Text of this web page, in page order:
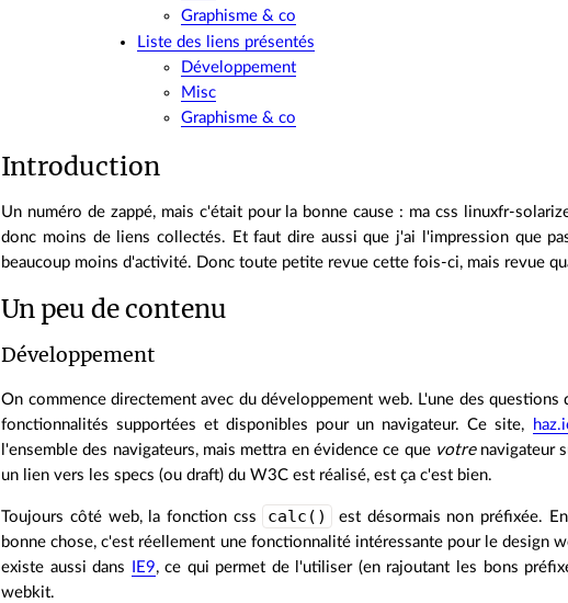
Graphisme & co
Liste des liens présentés
Développement
Misc
Graphisme & co
Introduction
Un numéro de zappé, mais c'était pour la bonne cause : ma css linuxfr-
donc moins de liens collectés. Et faut dire aussi que j'ai l'impression que
beaucoup moins d'activité. Donc toute petite revue cette fois-ci, mais revue
Un peu de contenu
Développement
On commence directement avec du développement web. L'une des
fonctionnalités supportées et disponibles pour un navigateur. Ce site,
l'ensemble des navigateurs, mais mettra en évidence ce que votrenavigateur
un lien vers les specs (ou draft) du W3C est réalisé, est ça c'est bien.
Toujours côté web, la fonction css calc()
est désormais non préfixée.
bonne chose, c'est réellement une fonctionnalité intéressante pour le design
existe aussi dans
IE9, ce qui permet de l'utiliser (en rajoutant les bons
webkit.